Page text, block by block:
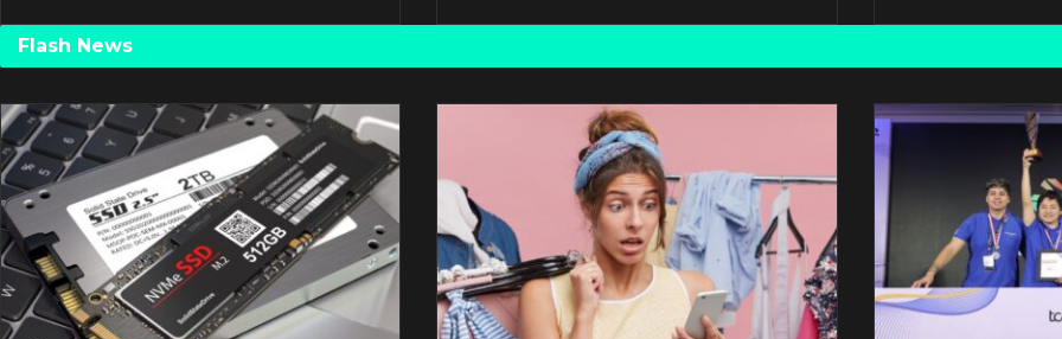
Flash News